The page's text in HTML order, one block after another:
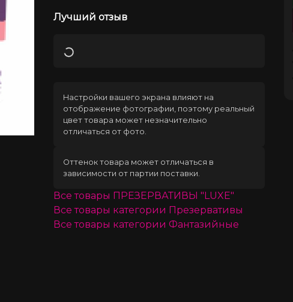
Лучший отзыв
Загрузка
Настройки вашего экрана влияют на
отображение фотографии, поэтому реальный
цвет товара может незначительно
отличаться от фото.
Оттенок товара может отличаться в
зависимости от партии поставки.
Все товары ПРЕЗЕРВАТИВЫ "LUXE"
Все товары категории Презервативы
Все товары категории Фантазийные